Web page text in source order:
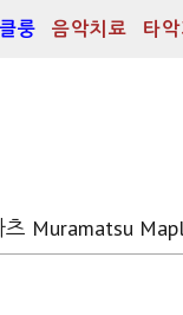
룽 음악치료 타악
Muramatsu